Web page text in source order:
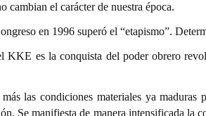
cambian el carácter de nuestra época.
en 1996 superó el “etapismo”.
es la conquista del poder obrero
las condiciones materiales ya maduras
Se manifiesta de manera intensificada